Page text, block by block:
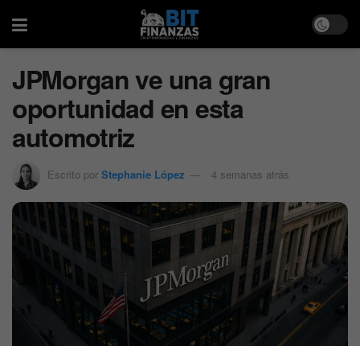
JPMorgan ve una gran
oportunidad en esta
automotriz
Escrito por Stephanie López 4 semanas atrás